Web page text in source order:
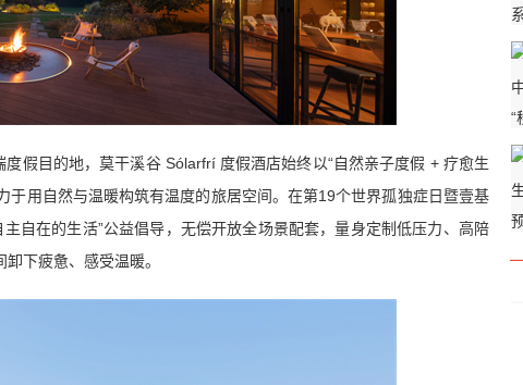
假目的地，莫干溪谷 Sólarfrí 度假酒店始终以“自然亲子度假 + 疗愈生
于用自然与温暖构筑有温度的旅居空间。在第19个世界孤独症日暨壹基
自在的生活”公益倡导，无偿开放全场景配套，量身定制低压力、高陪
下疲惫、感受温暖。